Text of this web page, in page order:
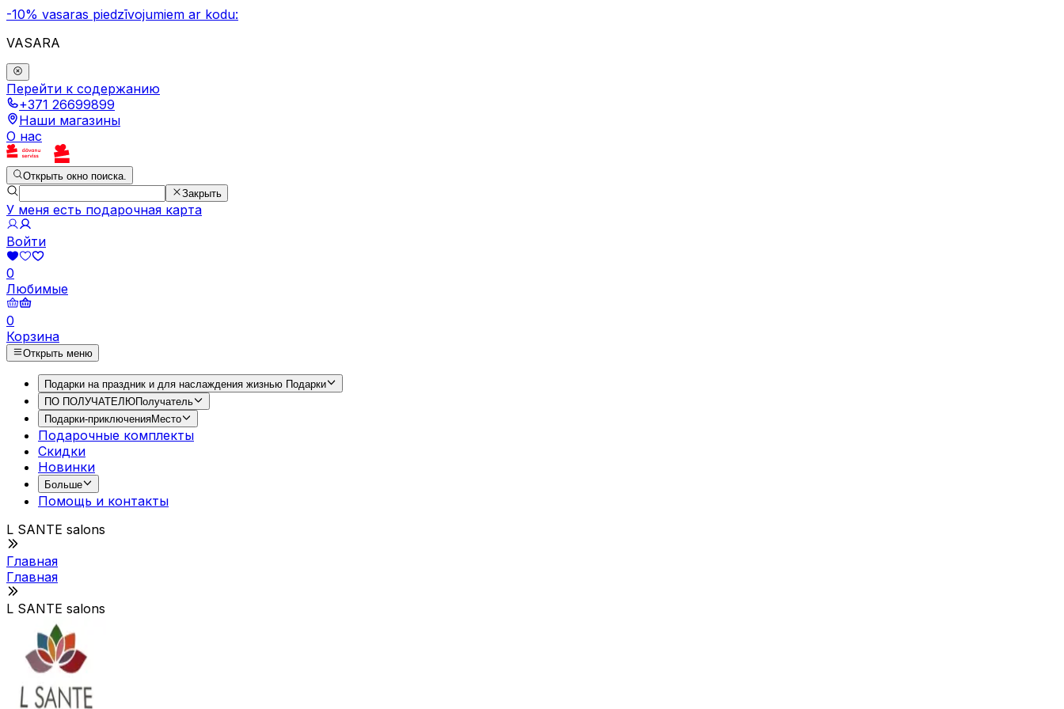
-10% vasaras piedzīvojumiem ar kodu:
VASARA
Перейти к содержанию
+371 26699899
Наши магазины
О нас
Открыть окно поиска.
Закрыть
У меня есть подарочная карта
Войти
0
Любимые
0
Корзина
Открыть меню
Подарки на праздник и для наслаждения жизнью Подарки
ПО ПОЛУЧАТЕЛЮПолучатель
Подарки-приключенияМесто
Подарочные комплекты
Скидки
Новинки
Больше
Помощь и контакты
L SANTE salons
Главная
Главная
L SANTE salons